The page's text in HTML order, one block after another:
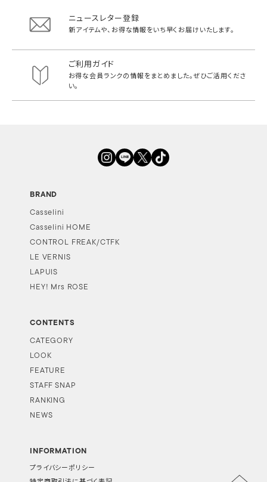
ニュースレター登録
新アイテムや、お得な情報をいち早く お届けいたします。
ご利用ガイド
お得な会員ランクの情報をまとめました。ぜひご活用くださ
い。
BRAND
Casselini
Casselini HOME
CONTROL FREAK/CTFK
LE VERNIS
LAPUIS
HEY! Mrs ROSE
CONTENTS
CATEGORY
LOOK
FEATURE
STAFF SNAP
RANKING
NEWS
INFORMATION
プライバシーポリシー